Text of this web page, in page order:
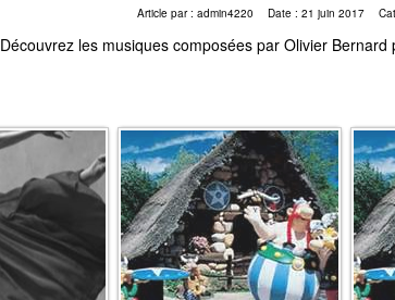
Article par : admin4220 Date : 21 juin 2017
Découvrez les musiques composées par Olivier